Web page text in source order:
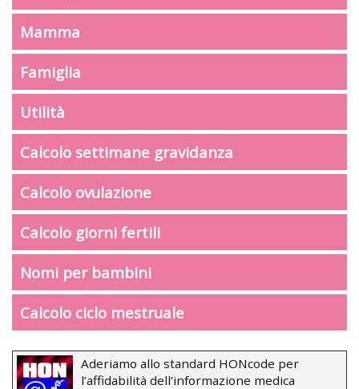
Mamma
Famiglia
Utilità
Calcolo settimane gravidanza
Calcolo ovulazione
Calcolo giorni fertili
Nomi per bambini
Calcolo ciclo mestruale
Aderiamo allo standard HONcode per
l’affidabilità dell’informazione medica